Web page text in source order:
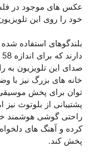
عکس های موجود در
خود را روی این
صدای این تلویزیون
خانه های بزرگ نیز با
توان برای پخش
پشتیبانی از بلوتوث
راحتی گوشی هوشمند
کرده و آهنگ های
پخش کند.